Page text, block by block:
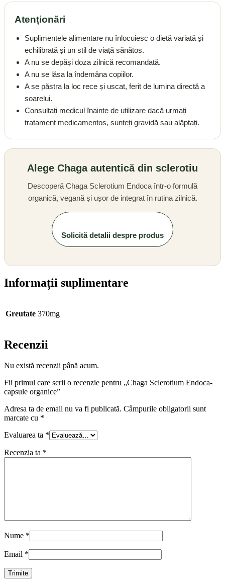
Atenționări
Suplimentele alimentare nu înlocuiesc o dietă variată și
echilibrată și un stil de viață sănătos.
A nu se depăși doza zilnică recomandată.
A nu se lăsa la îndemâna copiilor.
A se păstra la loc rece și uscat, ferit de lumina directă a
soarelui.
Consultați medicul înainte de utilizare dacă urmați
tratament medicamentos, sunteți gravidă sau alăptați.
Alege Chaga autentică din sclerotiu
Descoperă Chaga Sclerotium Endoca într-o formulă
organică, vegană și ușor de integrat în rutina zilnică.
Solicită detalii despre produs
Informații suplimentare
Greutate 370mg
Recenzii
Nu există recenzii până acum.
Fii primul care scrii o recenzie pentru „Chaga Sclerotium Endoca-
capsule organice”
Adresa ta de email nu va fi publicată. Câmpurile obligatorii sunt
marcate cu *
Evaluarea ta *
Recenzia ta *
Nume *
Email *